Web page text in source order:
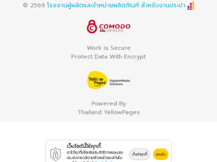
© 2569 โรงงานผู้ผลิตและจำหน่ายผลิตภัณฑ์ สำหรับงานประปา
Work is Secure
Protect Data With Encrypt
Powered By
Thailand YellowPages
เว็บไซต์นี้ใช้คุกกี้
เราใช้คุกกี้เพื่อเพิ่มประสิทธิภาพและมอบ
ประสบการณ์ความพึงพอใจของท่านใน
ตั้งค่าคุกกี้ ยอมรับ